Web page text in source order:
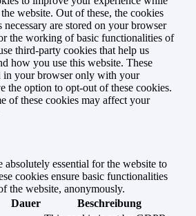
website. Out of these, the cookies
necessary are stored on your browser
the working of basic functionalities of
third-party cookies that help us
how you use this website. These
in your browser only with your
the option to opt-out of these cookies.
of these cookies may affect your
absolutely essential for the website to
cookies ensure basic functionalities
the website, anonymously.
Dauer Beschreibung